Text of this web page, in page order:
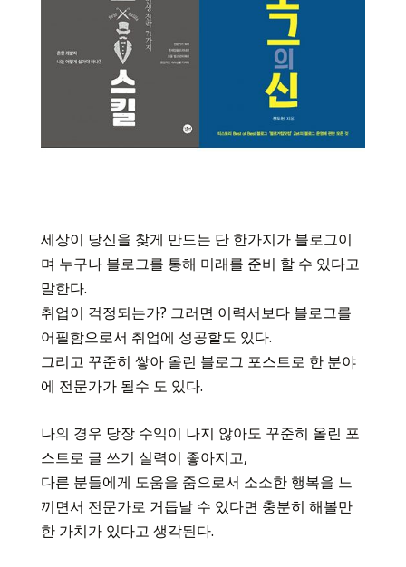
세상이 당신을 찾게 만드는 단 한가지가 블로그이
며 누구나 블로그를 통해 미래를 준비 할 수 있다고
말한다.
취업이 걱정되는가? 그러면 이력서보다 블로그를
어필함으로서 취업에 성공할도 있다.
그리고 꾸준히 쌓아 올린 블로그 포스트로 한 분야
에 전문가가 될수 도 있다.
나의 경우 당장 수익이 나지 않아도 꾸준히 올린 포
스트로 글 쓰기 실력이 좋아지고,
다른 분들에게 도움을 줌으로서 소소한 행복을 느
끼면서 전문가로 거듭날 수 있다면 충분히 해볼만
한 가치가 있다고 생각된다.